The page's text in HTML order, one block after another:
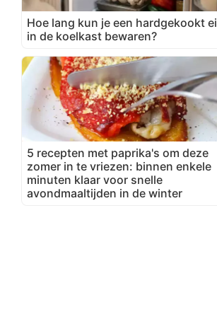
Hoe lang kun je een hardgekookt ei
in de koelkast bewaren?
5 recepten met paprika's om deze
zomer in te vriezen: binnen enkele
minuten klaar voor snelle
avondmaaltijden in de winter